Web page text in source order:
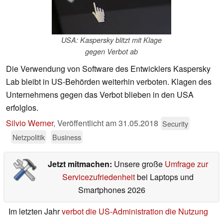
USA: Kaspersky blitzt mit Klage
gegen Verbot ab
Die Verwendung von Software des Entwicklers Kaspersky
Lab bleibt in US-Behörden weiterhin verboten. Klagen des
Unternehmens gegen das Verbot blieben in den USA
erfolglos.
Silvio Werner, Veröffentlicht am31.05.2018 Security
Netzpolitik
Business
Jetzt mitmachen: Unsere große Umfrage zur
Servicezufriedenheitbei Laptops und
Smartphones 2026
Im letzten Jahrverbot die US-Administration die Nutzung